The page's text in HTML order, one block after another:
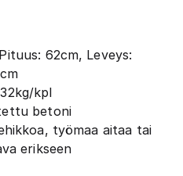
62cm, Leveys:
kpl
betoni
työmaa aitaa tai
erikseen